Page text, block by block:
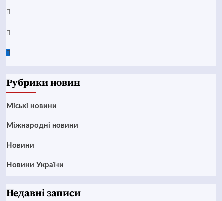
Instagram
Twitter
Google
Рубрики новин
Mіські новини
Міжнародні новини
Новини
Новини України
Недавні записи